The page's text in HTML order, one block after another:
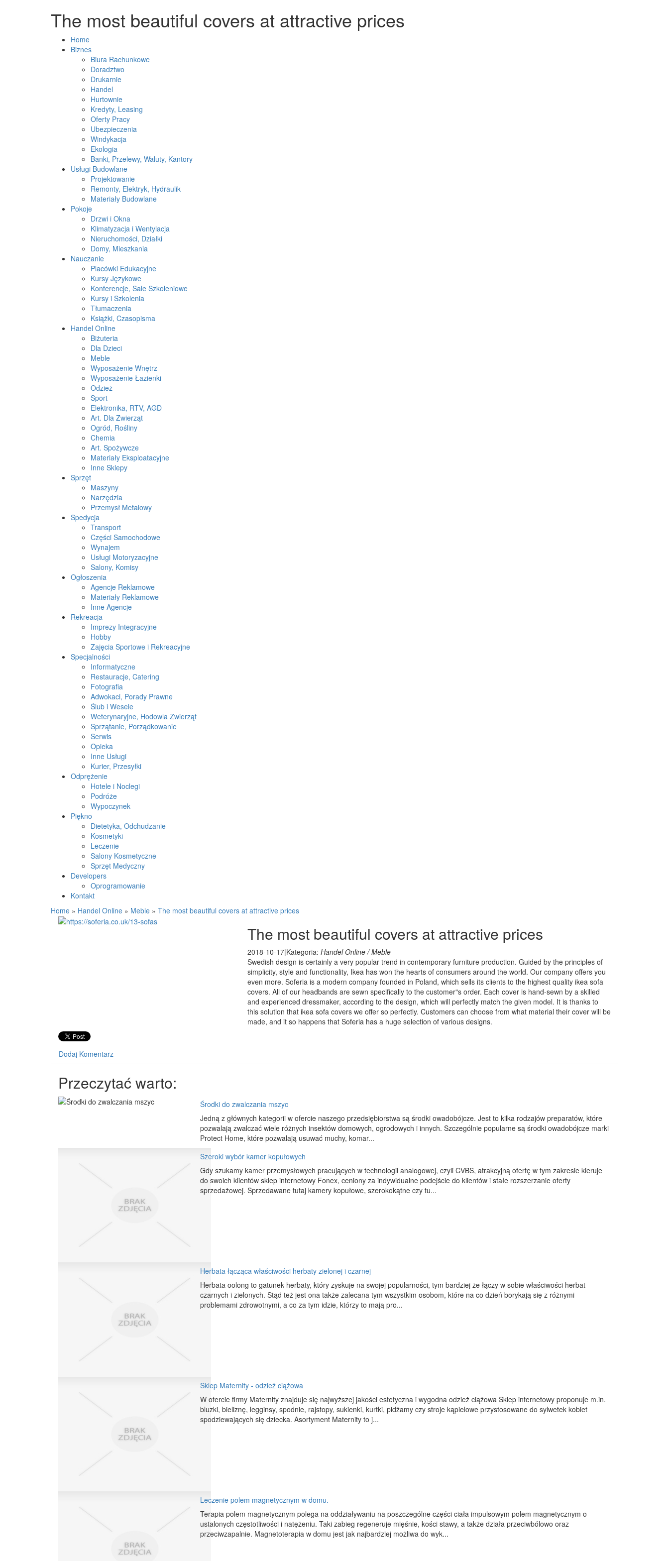
The most beautiful covers at attractive prices
Home
Biznes
Biura Rachunkowe
Doradztwo
Drukarnie
Handel
Hurtownie
Kredyty, Leasing
Oferty Pracy
Ubezpieczenia
Windykacja
Ekologia
Banki, Przelewy, Waluty, Kantory
Usługi Budowlane
Projektowanie
Remonty, Elektryk, Hydraulik
Materiały Budowlane
Pokoje
Drzwi i Okna
Klimatyzacja i Wentylacja
Nieruchomości, Działki
Domy, Mieszkania
Nauczanie
Placówki Edukacyjne
Kursy Językowe
Konferencje, Sale Szkoleniowe
Kursy i Szkolenia
Tłumaczenia
Książki, Czasopisma
Handel Online
Biżuteria
Dla Dzieci
Meble
Wyposażenie Wnętrz
Wyposażenie Łazienki
Odzież
Sport
Elektronika, RTV, AGD
Art. Dla Zwierząt
Ogród, Rośliny
Chemia
Art. Spożywcze
Materiały Eksploatacyjne
Inne Sklepy
Sprzęt
Maszyny
Narzędzia
Przemysł Metalowy
Spedycja
Transport
Części Samochodowe
Wynajem
Usługi Motoryzacyjne
Salony, Komisy
Ogłoszenia
Agencje Reklamowe
Materiały Reklamowe
Inne Agencje
Rekreacja
Imprezy Integracyjne
Hobby
Zajęcia Sportowe i Rekreacyjne
Specjalności
Informatyczne
Restauracje, Catering
Fotografia
Adwokaci, Porady Prawne
Ślub i Wesele
Weterynaryjne, Hodowla Zwierząt
Sprzątanie, Porządkowanie
Serwis
Opieka
Inne Usługi
Kurier, Przesyłki
Odprężenie
Hotele i Noclegi
Podróże
Wypoczynek
Piękno
Dietetyka, Odchudzanie
Kosmetyki
Leczenie
Salony Kosmetyczne
Sprzęt Medyczny
Developers
Oprogramowanie
Kontakt
Home » Handel Online » Meble » The most beautiful covers at attractive prices
The most beautiful covers at attractive prices
2018-10-17|Kategoria: Handel Online / Meble
Swedish design is certainly a very popular trend in contemporary furniture production. Guided by the principles of
simplicity, style and functionality, Ikea has won the hearts of consumers around the world. Our company offers you
even more. Soferia is a modern company founded in Poland, which sells its clients to the highest quality ikea sofa
covers. All of our headbands are sewn specifically to the customer"s order. Each cover is hand-sewn by a skilled
and experienced dressmaker, according to the design, which will perfectly match the given model. It is thanks to
this solution that ikea sofa covers we offer so perfectly. Customers can choose from what material their cover will be
made, and it so happens that Soferia has a huge selection of various designs.
Dodaj Komentarz
Przeczytać warto:
Środki do zwalczania mszyc
Jedną z głównych kategorii w ofercie naszego przedsiębiorstwa są środki owadobójcze. Jest to kilka rodzajów preparatów, które
pozwalają zwalczać wiele różnych insektów domowych, ogrodowych i innych. Szczególnie popularne są środki owadobójcze marki
Protect Home, które pozwalają usuwać muchy, komar...
Szeroki wybór kamer kopułowych
Gdy szukamy kamer przemysłowych pracujących w technologii analogowej, czyli CVBS, atrakcyjną ofertę w tym zakresie kieruje
do swoich klientów sklep internetowy Fonex, ceniony za indywidualne podejście do klientów i stałe rozszerzanie oferty
sprzedażowej. Sprzedawane tutaj kamery kopułowe, szerokokątne czy tu...
Herbata łącząca właściwości herbaty zielonej i czarnej
Herbata oolong to gatunek herbaty, który zyskuje na swojej popularności, tym bardziej że łączy w sobie właściwości herbat
czarnych i zielonych. Stąd też jest ona także zalecana tym wszystkim osobom, które na co dzień borykają się z różnymi
problemami zdrowotnymi, a co za tym idzie, którzy to mają pro...
Sklep Maternity - odzież ciążowa
W ofercie firmy Maternity znajduje się najwyższej jakości estetyczna i wygodna odzież ciążowa Sklep internetowy proponuje m.in.
bluzki, bieliznę, legginsy, spodnie, rajstopy, sukienki, kurtki, pidżamy czy stroje kąpielowe przystosowane do sylwetek kobiet
spodziewających się dziecka. Asortyment Maternity to j...
Leczenie polem magnetycznym w domu.
Terapia polem magnetycznym polega na oddziaływaniu na poszczególne części ciała impulsowym polem magnetycznym o
ustalonych częstotliwości i natężeniu. Taki zabieg regeneruje mięśnie, kości stawy, a także działa przeciwbólowo oraz
przeciwzapalnie. Magnetoterapia w domu jest jak najbardziej możliwa do wyk...